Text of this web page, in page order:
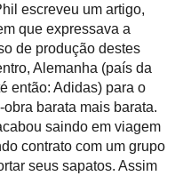
escreveu um artigo,
que expressava a
de produção destes
Alemanha (país da
então: Adidas) para o
barata mais barata.
saindo em viagem
contrato com um grupo
seus sapatos. Assim